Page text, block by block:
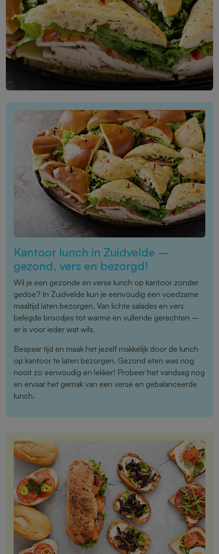
Kantoor lunch in Zuidvelde –
gezond, vers en bezorgd!
Wil je een gezonde en verse lunch op kantoor zonder
gedoe? In Zuidvelde kun je eenvoudig een voedzame
maaltijd laten bezorgen. Van lichte salades en vers
belegde broodjes tot warme en vullende gerechten –
er is voor ieder wat wils.
Bespaar tijd en maak het jezelf makkelijk door de lunch
op kantoor te laten bezorgen. Gezond eten was nog
nooit zo eenvoudig en lekker! Probeer het vandaag nog
en ervaar het gemak van een verse en gebalanceerde
lunch.